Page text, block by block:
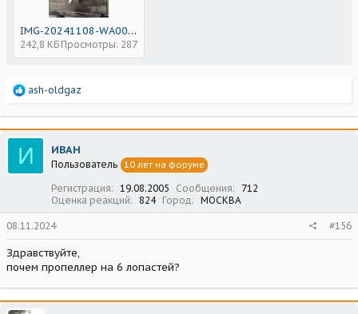
IMG-20241108-WA0000.jpg
242,8 КБ Просмотры: 287
Р
а
к
ц
и
и
ash-oldgaz
И ИВАН
Пользователь 10 лет на форуме
Регистрация 19.08.2005 Сообщения
712
Оценка реакций
824 Город МОСКВА
08.11.2024 #156
Здравствуйте,
почем пропеллер на 6 лопастей?